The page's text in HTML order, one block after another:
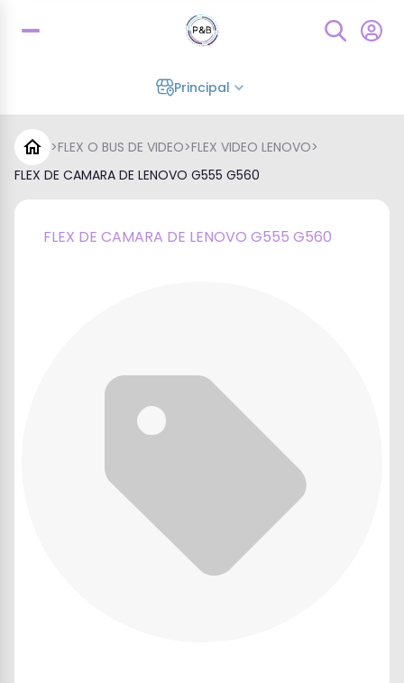
Principal
>FLEX O BUS DE VIDEO>FLEX VIDEO LENOVO>
FLEX DE CAMARA DE LENOVO G555 G560
FLEX DE CAMARA DE LENOVO G555 G560